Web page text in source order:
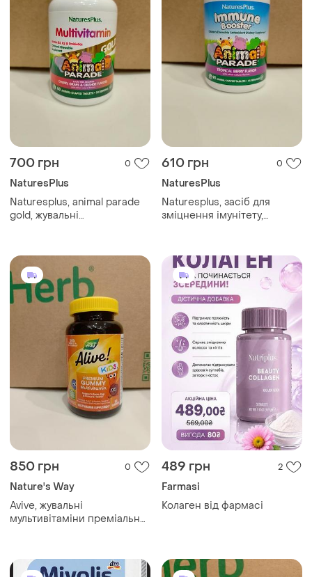
700 грн 0
NaturesPlus
Naturesplus, animal parade
gold, жувальні
апельсин, 60 шт
610 грн 0
NaturesPlus
Naturesplus, засіб для
зміцнення імунітету,
850 грн 0
Nature's Way
Avive, жувальні
мультивітаміни преміальної
апельсина, 90 шт
489 грн 2
Farmasi
Колаген від фармасі